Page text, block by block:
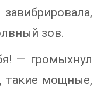
зов.
— громыхнул
такие мощные,